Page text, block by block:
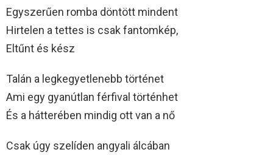
Egyszerűen romba döntött mindent
Hirtelen a tettes is csak fantomkép,
Eltűnt és kész
Talán a legkegyetlenebb történet
Ami egy gyanútlan férfival történhet
És a hátterében mindig ott van a nő
Csak úgy szelíden angyali álcában